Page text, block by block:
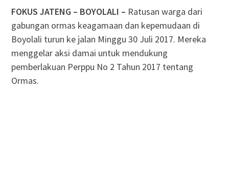
FOKUS JATENG – BOYOLALI – Ratusan warga dari
gabungan ormas keagamaan dan kepemudaan di
Boyolali turun ke jalan Minggu 30 Juli 2017. Mereka
menggelar aksi damai untuk mendukung
pemberlakuan Perppu No 2 Tahun 2017 tentang
Ormas.